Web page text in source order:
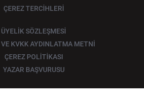
ÇEREZ TERCİHLERİ
ÜYELİK SÖZLEŞMESİ
KVKK AYDINLATMA METNİ
ÇEREZ POLİTİKASI
YAZAR BAŞVURUSU